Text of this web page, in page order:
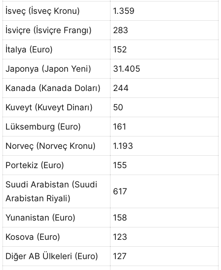
İsveç (İsveç Kronu)
1.359
İsviçre (İsviçre Frangı)
283
İtalya (Euro)
152
Japonya (Japon Yeni)
31.405
Kanada (Kanada Doları)
244
Kuveyt (Kuveyt Dinarı)
50
Lüksemburg (Euro)
161
Norveç (Norveç Kronu)
1.193
Portekiz (Euro)
155
Suudi Arabistan (Suudi
Arabistan Riyali)
617
Yunanistan (Euro)
158
Kosova (Euro)
123
Diğer AB Ülkeleri (Euro)
127